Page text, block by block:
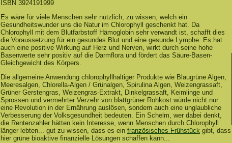
ISBN 3924191999
Es wäre für viele Menschen sehr nützlich, zu wissen, welch ein
Gesundheitswunder uns die Natur im Chlorophyll geschenkt hat. Da
Chlorophyll mit dem Blutfarbstoff Hämoglobin sehr verwandt ist, schafft dies
die Voraussetzung für ein gesundes Blut und eine gesunde Lymphe. Es hat
auch eine positive Wirkung auf Herz und Nerven, wirkt durch seine hohe
Basenwerte sehr positiv auf die Darmflora und fördert das Säure-Basen-
Gleichgewicht des Körpers.
Die allgemeine Anwendung chlorophyllhaltiger Produkte wie Blau­grüne Algen,
Meeresalgen, Chlorella-Algen / Grünalgen, Spirulina Algen, Weizengrassaft,
Grüner Gerstengras, Weizengras-Extrakt, Dinkelgrassaft, Keimlinge und
Sprossen und vermehrter Verzehr von blattgrüner Rohkost würde nicht nur
eine Revolution in der Ernährung auslösen, sondern auch eine unglaubliche
Verbesserung der Volksgesundheit bedeuten. Ein Schelm, wer dabei denkt,
die Rentenzahler hätten kein Interesse, wenn Menschen durch Chlorophyll
länger lebten... gut zu wissen, dass es ein französisches Frühstück gibt, dass
hier grüne bioaktive finanzielle Lösungen schaffen kann...